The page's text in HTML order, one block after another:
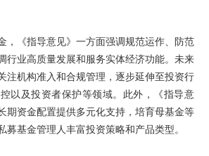
，
《指导意见》一方面强调规范运作、防范
行业高质量发展和服务实体经济功能。未来
注机构准入和合规管理，逐步延伸至投资行
以及投资者保护等领域。此外，《指导意
期资金配置提供多元化支持，培育母基金等
募基金管理人丰富投资策略和产品类型。